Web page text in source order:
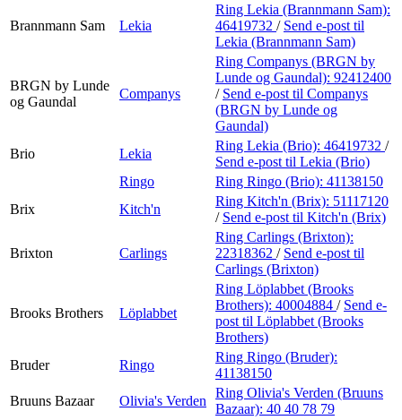
Brannmann Sam Lekia
Ring Lekia (Brannmann Sam):
46419732 / Send e-post til
Lekia (Brannmann Sam)
BRGN by Lunde
og Gaundal
Companys
Ring Companys (BRGN by
Lunde og Gaundal): 92412400
/ Send e-post til Companys
(BRGN by Lunde og
Gaundal)
Brio
Lekia
Ring Lekia (Brio): 46419732 /
Send e-post til Lekia (Brio)
Ringo
Ring Ringo (Brio): 41138150
Brix
Kitch'n
Ring Kitch'n (Brix): 51117120
/ Send e-post til Kitch'n (Brix)
Brixton Carlings
Ring Carlings (Brixton):
22318362 / Send e-post til
Carlings (Brixton)
Brooks Brothers Löplabbet
Ring Löplabbet (Brooks
Brothers): 40004884 / Send e-
post til Löplabbet (Brooks
Brothers)
Bruder
Ringo
Ring Ringo (Bruder):
41138150
Bruuns Bazaar
Olivia's Verden
Ring Olivia's Verden (Bruuns
Bazaar): 40 40 78 79